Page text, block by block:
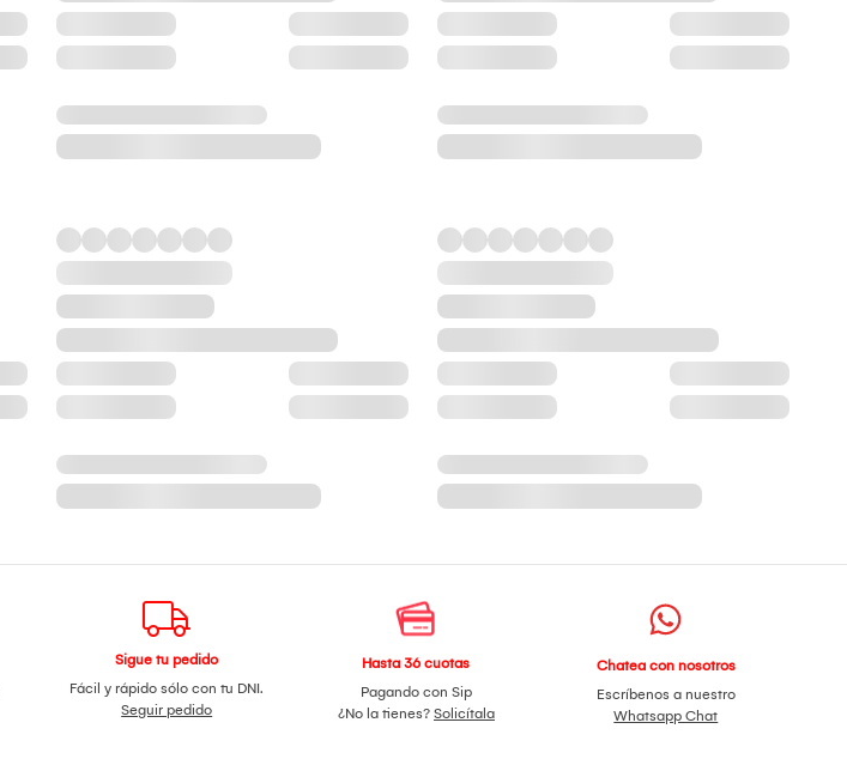
Sigue tu pedido
Fácil y rápido sólo con tu DNI.
Seguir pedido
Hasta 36 cuotas
Pagando con Sip
¿No la tienes? Solicítala
Chatea con nosotros
Escríbenos a nuestro
Whatsapp Chat